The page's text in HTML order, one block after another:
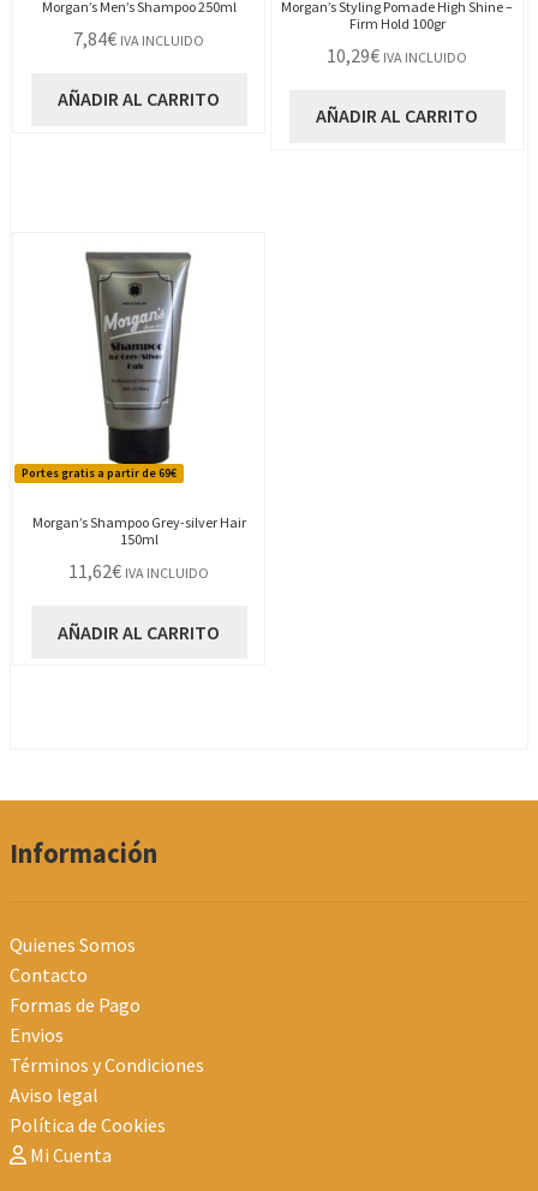
Morgan’s Men’s Shampoo 250ml
7,84€ IVA INCLUIDO
AÑADIR AL CARRITO
Morgan’s Styling Pomade High Shine –
Firm Hold 100gr
10,29€ IVA INCLUIDO
AÑADIR AL CARRITO
Portes gratis a partir de 69€
Morgan’s Shampoo Grey-silver Hair
150ml
11,62€ IVA INCLUIDO
AÑADIR AL CARRITO
Información
Quienes Somos
Contacto
Formas de Pago
Envios
Términos y Condiciones
Aviso legal
Política de Cookies
Mi Cuenta